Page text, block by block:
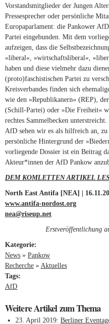
Vorstandsmitglieder der Jungen
Pressesprecher oder persönliche
Europaparlament: die Pankower
Partei eingebunden. Mit dem
aufzeigen, dass die
»liberal«, »wirtschaftsliberal«,
haben und diese vielmehr dazu
(proto)faschistischen Partei zu
Kreisverbandes finden sich
wie den »Republikanern« (REP),
(Schill-Partei) oder »Die Freiheit«
rechtes Sammelbecken
AfD sehen wir es als hilfreich an,
persönliche Hintergrund der
vorliegende Dossier ist ein Beitrag
Akteur*innen der AfD Pankow
DEM KOMLETTEN ARTIKEL
North East Antifa [NEA] | 16.
www.antifa-nordost.org
nea@riseup.net
Erstveröffentlichung
Kategorie:
News » Pankow
Recherche » Aktuelles
Tags:
AfD
Weitere Artikel zum Thema
23. April 2019 Berliner